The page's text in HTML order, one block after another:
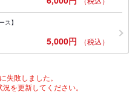
ス】
5,000円 （税込）
失敗しました。
を更新してください。